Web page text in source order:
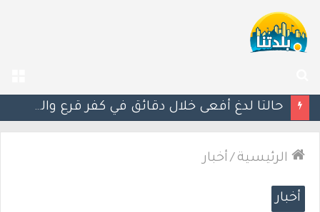
عن
مصرع الفتى محمد جمعة القرناوي (17 عامًا) في حادث سير مروّع في عرعرة النقب
الرئيسية / أخبار
أخبار